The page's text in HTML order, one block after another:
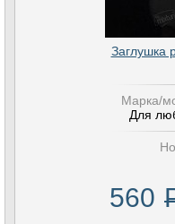
Заглушка
Марка/
Для
560